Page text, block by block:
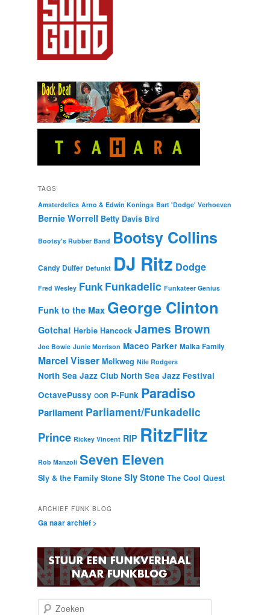
TAGS
Amsterdelics Arno & Edwin Konings Bart 'Dodge' Verhoeven
Bernie Worrell Betty Davis Bird
Bootsy's Rubber Band Bootsy Collins
Candy Dulfer Defunkt DJ Ritz Dodge
Fred Wesley Funk Funkadelic Funkateer Genius
Funk to the Max George Clinton
Gotcha! Herbie Hancock James Brown
Joe Bowie Junie Morrison Maceo Parker Malka Family
Marcel Visser Melkweg Nile Rodgers
North Sea Jazz Club North Sea Jazz Festival
OctavePussy OOR P-Funk Paradiso
Parliament Parliament/Funkadelic
Prince Rickey Vincent RIP RitzFlitz
Rob Manzoli Seven Eleven
Sly & the Family Stone Sly Stone The Cool Quest
ARCHIEF FUNK BLOG
Ga naar archief >